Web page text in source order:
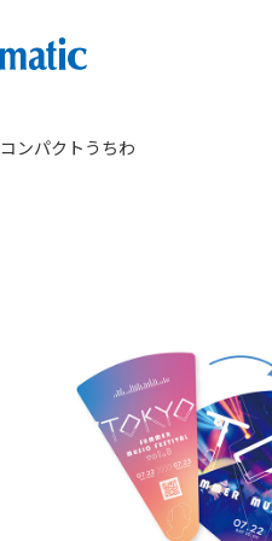
コンパクトうちわ